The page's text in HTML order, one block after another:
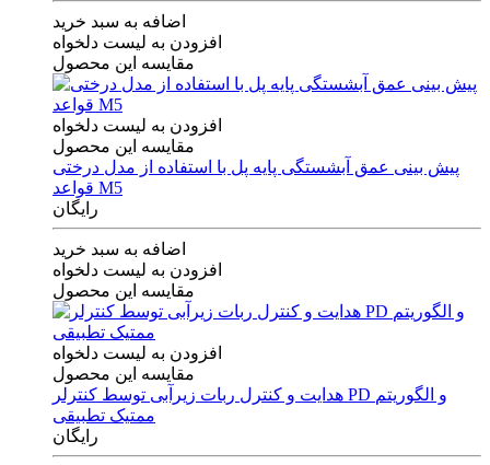
اضافه به سبد خرید
افزودن به لیست دلخواه
مقایسه این محصول
افزودن به لیست دلخواه
مقایسه این محصول
پیش بینی عمق آبشستگی پایه پل با استفاده از مدل درختی
قواعد M5
رایگان
اضافه به سبد خرید
افزودن به لیست دلخواه
مقایسه این محصول
افزودن به لیست دلخواه
مقایسه این محصول
هدایت و کنترل ربات زیرآبی توسط کنترلر PD و الگوریتم
ممتیک تطبیقی
رایگان